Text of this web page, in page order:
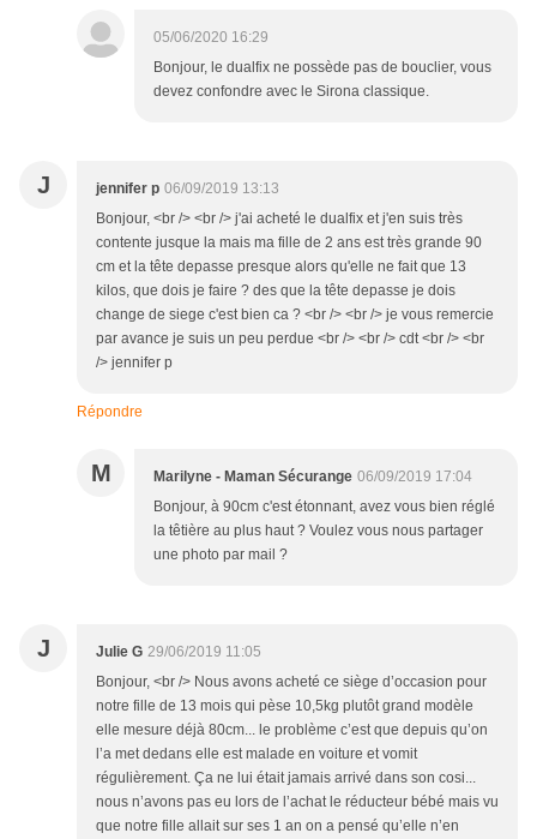
05/06/2020 16:29
Bonjour, le dualfix ne possède pas de bouclier, vous
devez confondre avec le Sirona classique.
J jennifer p 06/09/2019 13:13
Bonjour, <br /> <br /> j'ai acheté le dualfix et j'en suis très
contente jusque la mais ma fille de 2 ans est très grande 90
cm et la tête depasse presque alors qu'elle ne fait que 13
kilos, que dois je faire ? des que la tête depasse je dois
change de siege c'est bien ca ? <br /> <br /> je vous remercie
par avance je suis un peu perdue <br /> <br /> cdt <br /> <br
/> jennifer p
Répondre
M Marilyne - Maman Sécurange 06/09/2019 17:04
Bonjour, à 90cm c'est étonnant, avez vous bien réglé
la têtière au plus haut ? Voulez vous nous partager
une photo par mail ?
J Julie G 29/06/2019 11:05
Bonjour, <br /> Nous avons acheté ce siège d’occasion pour
notre fille de 13 mois qui pèse 10,5kg plutôt grand modèle
elle mesure déjà 80cm... le problème c’est que depuis qu’on
l’a met dedans elle est malade en voiture et vomit
régulièrement. Ça ne lui était jamais arrivé dans son cosi...
nous n’avons pas eu lors de l’achat le réducteur bébé mais vu
que notre fille allait sur ses 1 an on a pensé qu’elle n’en